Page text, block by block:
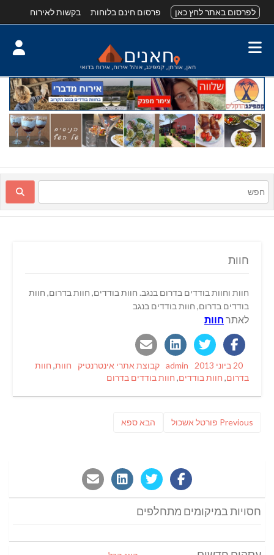
לפרסום באתר לחץ כאן פרסום חינם בלוחות בקשות לאירוח
חוות
חוות וחוות בודדים בדרום בנגב. חוות בודדים, חוות בדרום, חוות
בודדים בדרום, חוות בודדים בנגב
לאתר חוות
Posted
on
20 ביוני 2013 Author
admin
Categories
קבוצת אתרי אינטרנטיק Tags
חוות, חוות
בדרום, חוות בודדים, חוות בודדים בדרום
Previous
Previous
פורטל אשכול הבאפוסט
ספא
חסויות במיקומים מתחלפים